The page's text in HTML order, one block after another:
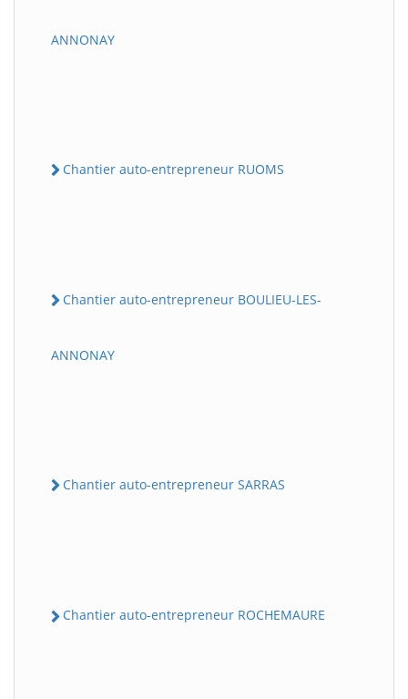
ANNONAY
Chantier auto-entrepreneur RUOMS
Chantier auto-entrepreneur BOULIEU-LES-
ANNONAY
Chantier auto-entrepreneur SARRAS
Chantier auto-entrepreneur ROCHEMAURE